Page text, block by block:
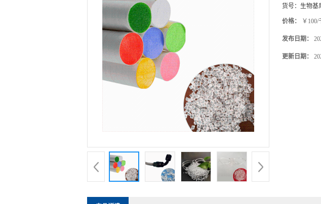
货号： 生物基
价格： ￥100/
发布日期：
更新日期：